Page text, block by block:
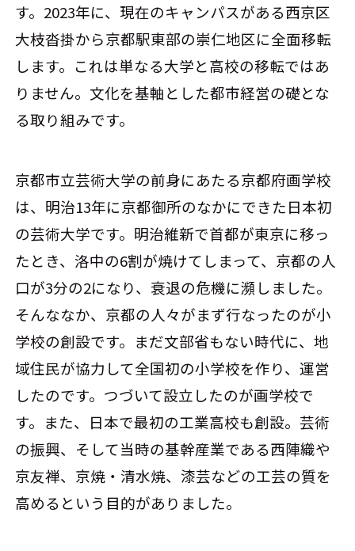
す。2023年に、現在のキャンパスがある西京区
大枝沓掛から京都駅東部の崇仁地区に全面移転
します。これは単なる大学と高校の移転ではあ
りません。文化を基軸とした都市経営の礎とな
る取り組みです。
京都市立芸術大学の前身にあたる京都府画学校
は、明治13年に京都御所のなかにできた日本初
の芸術大学です。明治維新で首都が東京に移っ
たとき、洛中の6割が焼けてしまって、京都の人
口が3分の2になり、衰退の危機に瀕しました。
そんななか、京都の人々がまず行なったのが小
学校の創設です。まだ文部省もない時代に、地
域住民が協力して全国初の小学校を作り、運営
したのです。つづいて設立したのが画学校で
す。また、日本で最初の工業高校も創設。芸術
の振興、そして当時の基幹産業である西陣織や
京友禅、京焼・清水焼、漆芸などの工芸の質を
高めるという目的がありました。